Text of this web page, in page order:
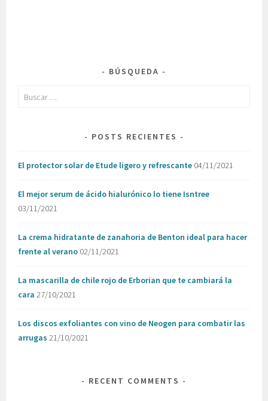
BÚSQUEDA
Buscar:
POSTS RECIENTES
El protector solar de Etude ligero y refrescante 04/11/2021
El mejor serum de ácido hialurónico lo tiene Isntree
03/11/2021
La crema hidratante de zanahoria de Benton ideal para hacer
frente al verano 02/11/2021
La mascarilla de chile rojo de Erborian que te cambiará la
cara 27/10/2021
Los discos exfoliantes con vino de Neogen para combatir las
arrugas 21/10/2021
RECENT COMMENTS